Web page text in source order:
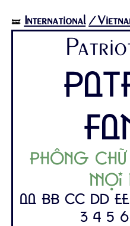
🝛 International /
Phông
mọi
Aa Bb Cc Dd
3 4 5 6